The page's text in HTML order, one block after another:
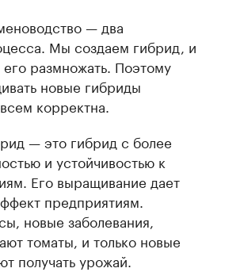
— два
Мы создаем гибрид, и
размножать. Поэтому
новые гибриды
корректна.
— это гибрид с более
и устойчивостью к
Его выращивание дает
предприятиям.
новые заболевания,
томаты, и только новые
получать урожай.